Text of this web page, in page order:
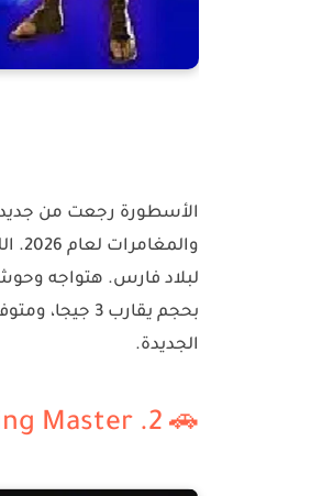
الأسطورة رجعت من
لبلاد فارس. هتواجه
بحجم يقارب 3 جيجا، ومتوفره للـ
الجديدة.
🚗 2. Racing Master